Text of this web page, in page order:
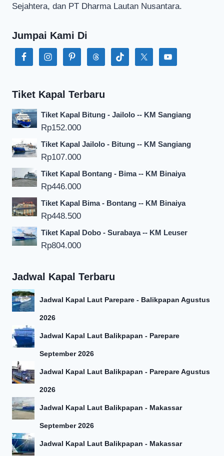
Sejahtera, dan PT Dharma Lautan Nusantara.
Jumpai Kami Di
Tiket Kapal Terbaru
Tiket Kapal Bitung - Jailolo -- KM Sangiang
Rp152.000
Tiket Kapal Jailolo - Bitung -- KM Sangiang
Rp107.000
Tiket Kapal Bontang - Bima -- KM Binaiya
Rp446.000
Tiket Kapal Bima - Bontang -- KM Binaiya
Rp448.500
Tiket Kapal Dobo - Surabaya -- KM Leuser
Rp804.000
Jadwal Kapal Terbaru
Jadwal Kapal Laut Parepare - Balikpapan Agustus
2026
Jadwal Kapal Laut Balikpapan - Parepare
September 2026
Jadwal Kapal Laut Balikpapan - Parepare Agustus
2026
Jadwal Kapal Laut Balikpapan - Makassar
September 2026
Jadwal Kapal Laut Balikpapan - Makassar